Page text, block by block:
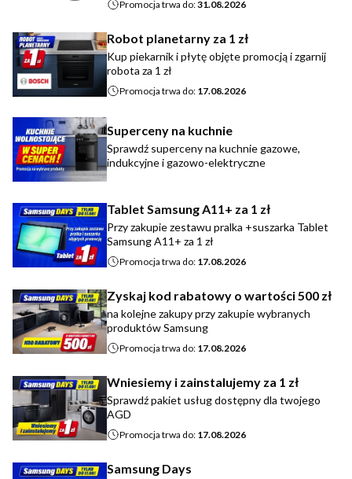
Promocja trwa do:31.08.2026
Robot planetarny za 1 zł
Kup piekarnik i płytę objęte promocją i zgarnij
robota za 1 zł
Promocja trwa do: 17.08.2026
Superceny na kuchnie
Sprawdź superceny na kuchnie gazowe,
indukcyjne i gazowo-elektryczne
Tablet Samsung A11+ za 1 zł
Przy zakupie zestawu pralka +suszarka Tablet
Samsung A11+ za 1 zł
Promocja trwa do: 17.08.2026
Zyskaj kod rabatowy o wartości 500 zł
na kolejne zakupy przy zakupie wybranych
produktów Samsung
Promocja trwa do: 17.08.2026
Wniesiemy i zainstalujemy za 1 zł
Sprawdź pakiet usług dostępny dla twojego
AGD
Promocja trwa do: 17.08.2026
Samsung Days